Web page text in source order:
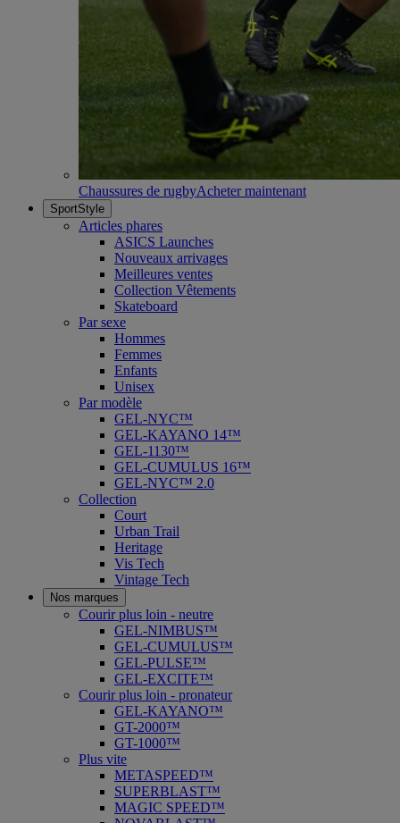
Chaussures de rugbyAcheter maintenant
SportStyle
Articles phares
ASICS Launches
Nouveaux arrivages
Meilleures ventes
Collection Vêtements
Skateboard
Par sexe
Hommes
Femmes
Enfants
Unisex
Par modèle
GEL-NYC™
GEL-KAYANO 14™
GEL-1130™
GEL-CUMULUS 16™
GEL-NYC™ 2.0
Collection
Court
Urban Trail
Heritage
Vis Tech
Vintage Tech
Nos marques
Courir plus loin - neutre
GEL-NIMBUS™
GEL-CUMULUS™
GEL-PULSE™
GEL-EXCITE™
Courir plus loin - pronateur
GEL-KAYANO™
GT-2000™
GT-1000™
Plus vite
METASPEED™
SUPERBLAST™
MAGIC SPEED™